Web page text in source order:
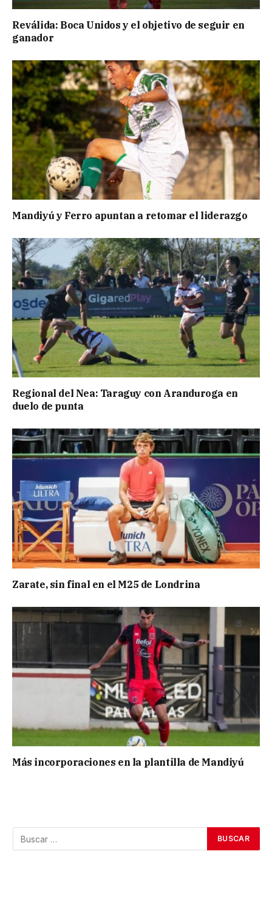
Reválida: Boca Unidos y el objetivo de seguir en
ganador
Mandiyú y Ferro apuntan a retomar el liderazgo
Regional del Nea: Taraguy con Aranduroga en
duelo de punta
Zarate, sin final en el M25 de Londrina
Más incorporaciones en la plantilla de Mandiyú